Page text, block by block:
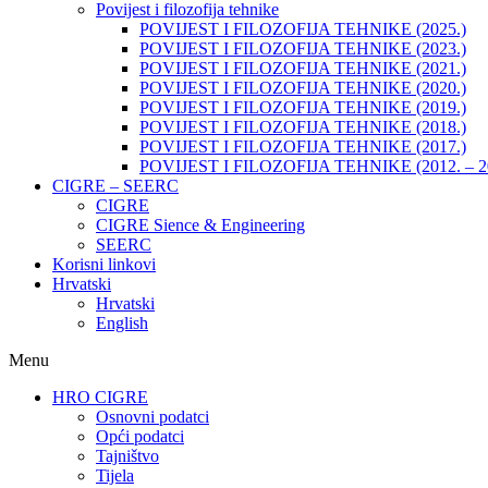
Povijest i filozofija tehnike
POVIJEST I FILOZOFIJA TEHNIKE (2025.)
POVIJEST I FILOZOFIJA TEHNIKE (2023.)
POVIJEST I FILOZOFIJA TEHNIKE (2021.)
POVIJEST I FILOZOFIJA TEHNIKE (2020.)
POVIJEST I FILOZOFIJA TEHNIKE (2019.)
POVIJEST I FILOZOFIJA TEHNIKE (2018.)
POVIJEST I FILOZOFIJA TEHNIKE (2017.)
POVIJEST I FILOZOFIJA TEHNIKE (2012. –
CIGRE – SEERC
CIGRE
CIGRE Sience & Engineering
SEERC
Korisni linkovi
Hrvatski
Hrvatski
English
Menu
HRO CIGRE
Osnovni podatci​
Opći podatci
Tajništvo
Tijela